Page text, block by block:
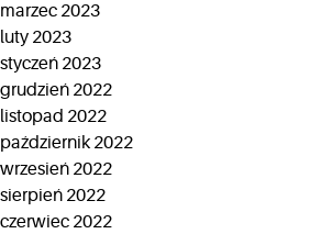
marzec 2023
luty 2023
styczeń 2023
grudzień 2022
listopad 2022
październik 2022
wrzesień 2022
sierpień 2022
czerwiec 2022